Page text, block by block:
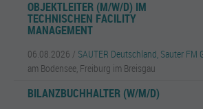
OBJEKTLEITER (M/W/D) IM
TECHNISCHEN FACILITY
MANAGEMENT
06.08.2026 / SAUTER Deutschland, Sauter FM
am Bodensee, Freiburg im Breisgau
BILANZBUCHHALTER (W/M/D)